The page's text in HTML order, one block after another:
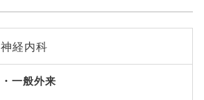
神経内科
一般外来